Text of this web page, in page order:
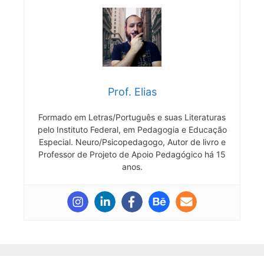
Prof. Elias
Formado em Letras/Português e suas Literaturas
pelo Instituto Federal, em Pedagogia e Educação
Especial. Neuro/Psicopedagogo, Autor de livro e
Professor de Projeto de Apoio Pedagógico há 15
anos.